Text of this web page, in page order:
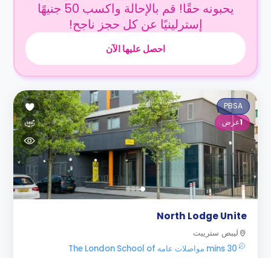
يحبونه حقًا! قم بالإحالة واكسب 50 جنيهًا
إسترلينيًا عن كل حجز ناجح!
احصل عليها الآن
PBSA
1عرض
North Lodge Unite
ليبص سترييت
30 mins مواصلات عامه The London School of